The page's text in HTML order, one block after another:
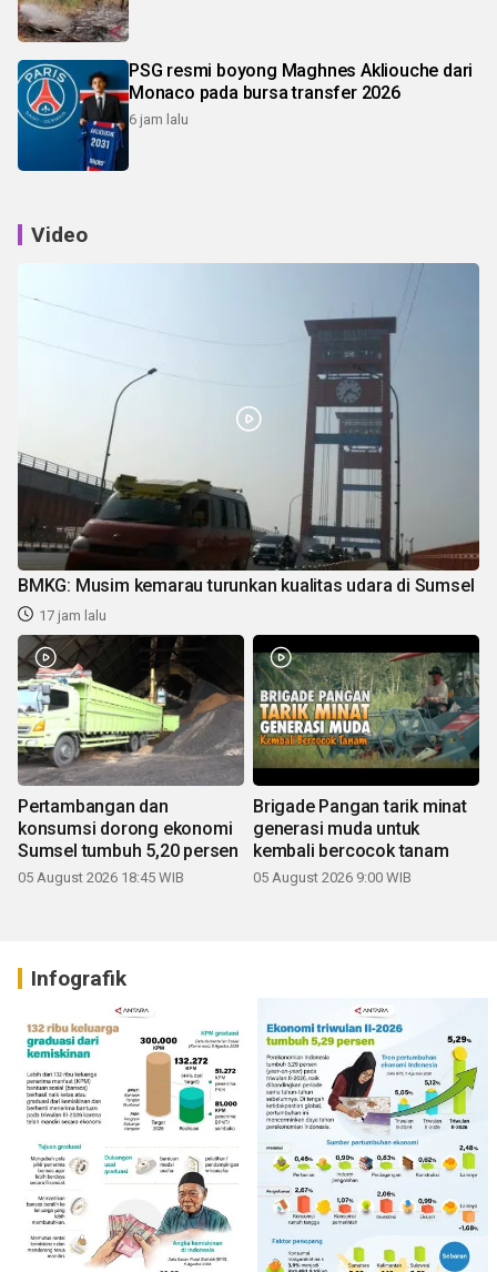
PSG resmi boyong Maghnes Akliouche dari
Monaco pada bursa transfer 2026
6 jam lalu
Video
BMKG: Musim kemarau turunkan kualitas udara di Sumsel
17 jam lalu
Pertambangan dan
konsumsi dorong ekonomi
Sumsel tumbuh 5,20 persen
05 August 2026 18:45 WIB
Brigade Pangan tarik minat
generasi muda untuk
kembali bercocok tanam
05 August 2026 9:00 WIB
Infografik